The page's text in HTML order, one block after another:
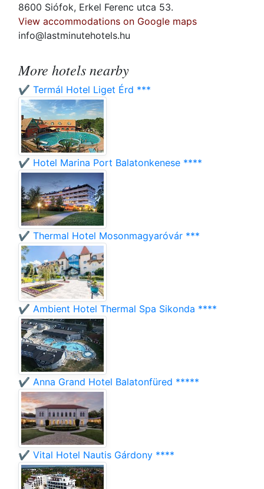
8600 Siófok, Erkel Ferenc utca 53.
View accommodations on Google maps
info@lastminutehotels.hu
More hotels nearby
✔️ Termál Hotel Liget Érd ***
✔️ Hotel Marina Port Balatonkenese ****
✔️ Thermal Hotel Mosonmagyaróvár ***
✔️ Ambient Hotel Thermal Spa Sikonda ****
✔️ Anna Grand Hotel Balatonfüred *****
✔️ Vital Hotel Nautis Gárdony ****